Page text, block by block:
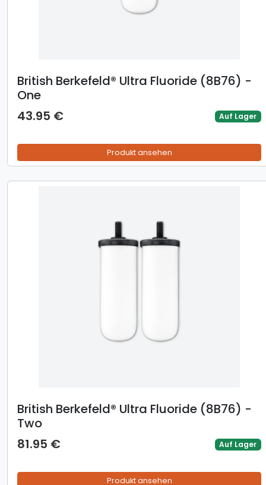
British Berkefeld® Ultra Fluoride (8B76) -
One
43.95 €
Auf Lager
Produkt ansehen
British Berkefeld® Ultra Fluoride (8B76) -
Two
81.95 €
Auf Lager
Produkt ansehen